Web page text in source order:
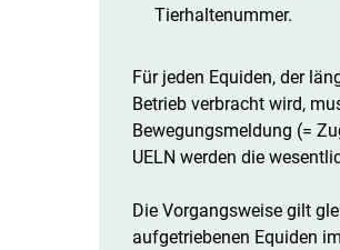
Tierhaltenummer.
Für jeden Equiden, der
Betrieb verbracht wird,
Bewegungsmeldung (=
UELN werden die
Die Vorgangsweise gilt
aufgetriebenen Equiden